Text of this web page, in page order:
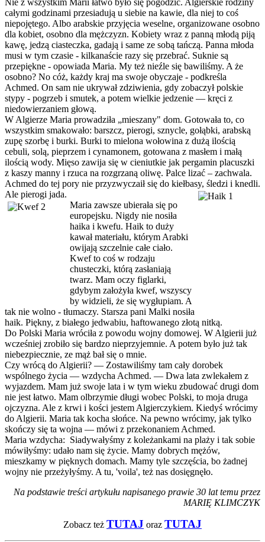
całymi godzinami przesiadują u siebie na kawie, dla niej to coś
niepojętego. Albo arabskie przyjęcia weselne, organizowane osobno
dla kobiet, osobno dla mężczyzn. Kobiety wraz z panną młodą piją
kawę, jedzą ciasteczka, gadają i same ze sobą tańczą. Panna młoda
musi w tym czasie - kilkanaście razy się przebrać. Suknie są
przepiękne - opowiada Maria. My też nieźle się bawiliśmy. A że
osobno? No cóż, każdy kraj ma swoje obyczaje - podkreśla
Achmed. On sam nie ukrywał zdziwienia, gdy zobaczył polskie
stypy - pogrzeb i smutek, a potem wielkie jedzenie — kręci z
niedowierzaniem głową.
W Algierze Maria prowadziła „mieszany" dom. Gotowała to, co
wszystkim smakowało: barszcz, pierogi, sznycle, gołąbki, arabską
zupę szorbę i burki. Burki to mielona wołowina z dużą ilością
cebuli, solą, pieprzem i cynamonem, gotowana z masłem i małą
ilością wody. Mięso zawija się w cieniutkie jak pergamin placuszki
z kaszy manny i rzuca na rozgrzaną oliwę. Palce lizać – zachwala.
Achmed do tej pory nie przyzwyczaił się do kiełbasy, śledzi i knedli.
Ale pierogi jada.
Maria zawsze ubierała się po
europejsku. Nigdy nie nosiła
haika i kwefu. Haik to duży
kawał materiału, którym Arabki
owijają szczelnie całe ciało.
Kwef to coś w rodzaju
chusteczki, którą zasłaniają
twarz. Mam oczy figlarki,
gdybym założyła kwef, wszyscy
by widzieli, że się wygłupiam. A
tak nie wolno - tłumaczy. Starsza pani Malki nosiła
haik. Piękny, z białego jedwabiu, haftowanego złotą nitką.
Do Polski Maria wróciła z powodu wojny domowej. W Algierii już
wcześniej zrobiło się bardzo nieprzyjemnie. A potem było już tak
niebezpiecznie, ze mąż bał się o mnie.
Czy wrócą do Algierii? — Zostawiliśmy tam cały dorobek
wspólnego życia — wzdycha Achmed. — Dwa lata zwlekałem z
wyjazdem. Mam już swoje lata i w tym wieku zbudować drugi dom
nie jest łatwo. Mam olbrzymie długi wobec Polski, to moja druga
ojczyzna. Ale z krwi i kości jestem Algierczykiem. Kiedyś wrócimy
do Algierii. Maria tak kocha słońce. Na pewno wrócimy, jak tylko
skończy się ta wojna — mówi z przekonaniem Achmed.
Maria wzdycha: Siadywałyśmy z koleżankami na plaży i tak sobie
mówiłyśmy: udało nam się życie. Mamy dobrych mężów,
mieszkamy w pięknych domach. Mamy tyle szczęścia, bo żadnej
wojny nie przeżyłyśmy. A tu, 'voila', też nas dosięgnęło.
Na podstawie treści artykułu napisanego prawie 30 lat temu przez
MARIĘ KLIMCZYK
Zobacz też TUTAJ oraz TUTAJ